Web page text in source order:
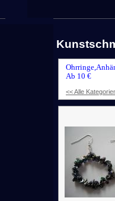
Ab 10 €
<< Alle